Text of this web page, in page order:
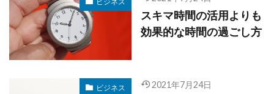
スキマ時間の活用よりも
効果的な時間の過ごし方
ビジネス 2021年7月24日